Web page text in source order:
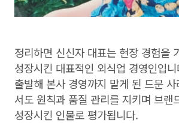
정리하면 신신자 대표는 현장 경험을
성장시킨 대표적인 외식업 경영인입
출발해 본사 경영까지 맡게 된 드문
서도 원칙과 품질 관리를 지키며 브랜
성장시킨 인물로 평가됩니다.